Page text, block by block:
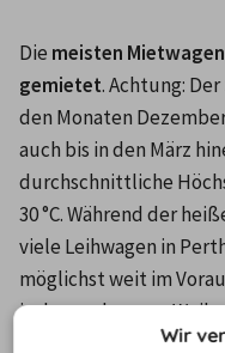
Die meisten
gemietet. Achtung:
den Monaten
auch bis in den März
durchschnittliche
30 °C. Während der
viele Leihwagen in
möglichst weit im
insbesondere zur
und März in Perth ein
Wir